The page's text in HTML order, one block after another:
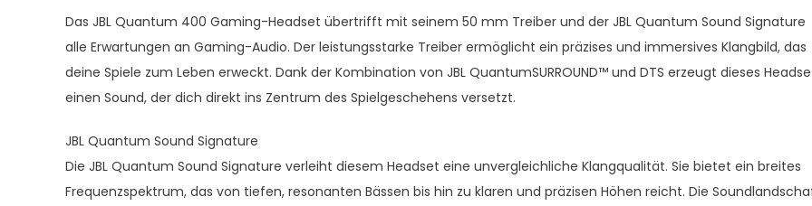
Das JBL Quantum 400 Gaming-Headset übertrifft mit seinem 50 mm Treiber und der JBL Quantum Sound Signature
alle Erwartungen an Gaming-Audio. Der leistungsstarke Treiber ermöglicht ein präzises und immersives Klangbild, das
deine Spiele zum Leben erweckt. Dank der Kombination von JBL QuantumSURROUND™ und DTS erzeugt dieses
einen Sound, der dich direkt ins Zentrum des Spielgeschehens versetzt.
JBL Quantum Sound Signature
Die JBL Quantum Sound Signature verleiht diesem Headset eine unvergleichliche Klangqualität. Sie bietet ein breites
Frequenzspektrum, das von tiefen, resonanten Bässen bis hin zu klaren und präzisen Höhen reicht. Die